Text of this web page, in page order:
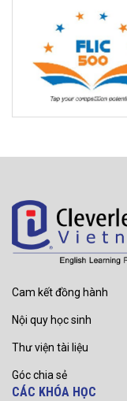
Cam kết đồng hành
Nội quy học sinh
Thư viện tài liệu
Góc chia sẻ
CÁC KHÓA HỌC